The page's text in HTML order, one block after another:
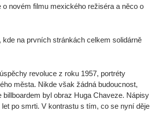
novém filmu mexického režiséra a něco o
na prvních stránkách celkem solidárně
revoluce z roku 1957, portréty
města. Nikde však žádná budoucnost,
byl obraz Huga Chaveze. Nápisy
po smrti. V kontrastu s tím, co se nyní děje